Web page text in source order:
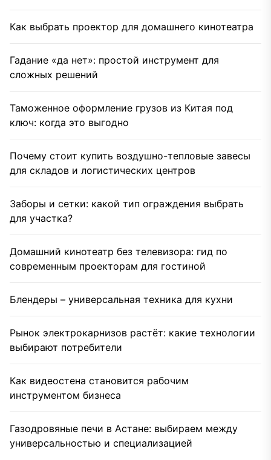
Как выбрать проектор для домашнего кинотеатра
Гадание «да нет»: простой инструмент для
сложных решений
Таможенное оформление грузов из Китая под
ключ: когда это выгодно
Почему стоит купить воздушно-тепловые завесы
для складов и логистических центров
Заборы и сетки: какой тип ограждения выбрать
для участка?
Домашний кинотеатр без телевизора: гид по
современным проекторам для гостиной
Блендеры – универсальная техника для кухни
Рынок электрокарнизов растёт: какие технологии
выбирают потребители
Как видеостена становится рабочим
инструментом бизнеса
Газодровяные печи в Астане: выбираем между
универсальностью и специализацией